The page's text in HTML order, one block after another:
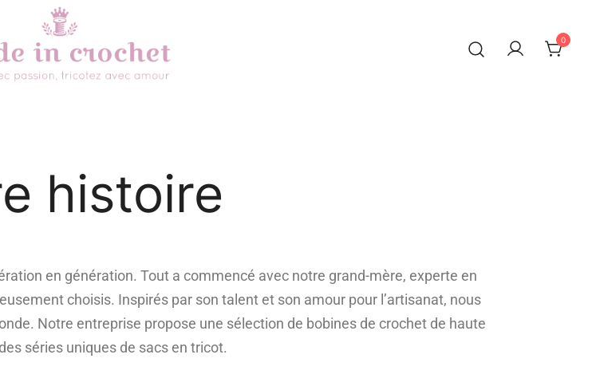
0
histoire
en génération. Tout a commencé avec notre grand-mère, experte en
choisis. Inspirés par son talent et son amour pour l’artisanat, nous
Notre entreprise propose une sélection de bobines de crochet de haute
séries uniques de sacs en tricot.